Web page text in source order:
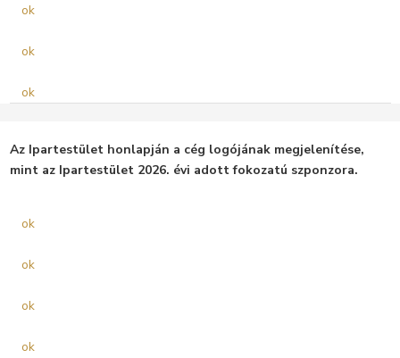
ok
ok
ok
Az Ipartestület honlapján a cég logójának megjelenítése,
mint az Ipartestület 2026. évi adott fokozatú szponzora.
ok
ok
ok
ok